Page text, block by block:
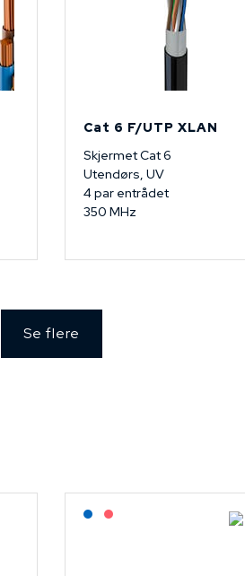
Cat 6 F/UTP XLAN
Skjermet Cat 6
Utendørs, UV
4 par entrådet
350 MHz
Se flere
Lagerført: NEK Kabel